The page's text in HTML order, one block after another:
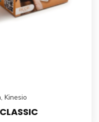
, Kinesio